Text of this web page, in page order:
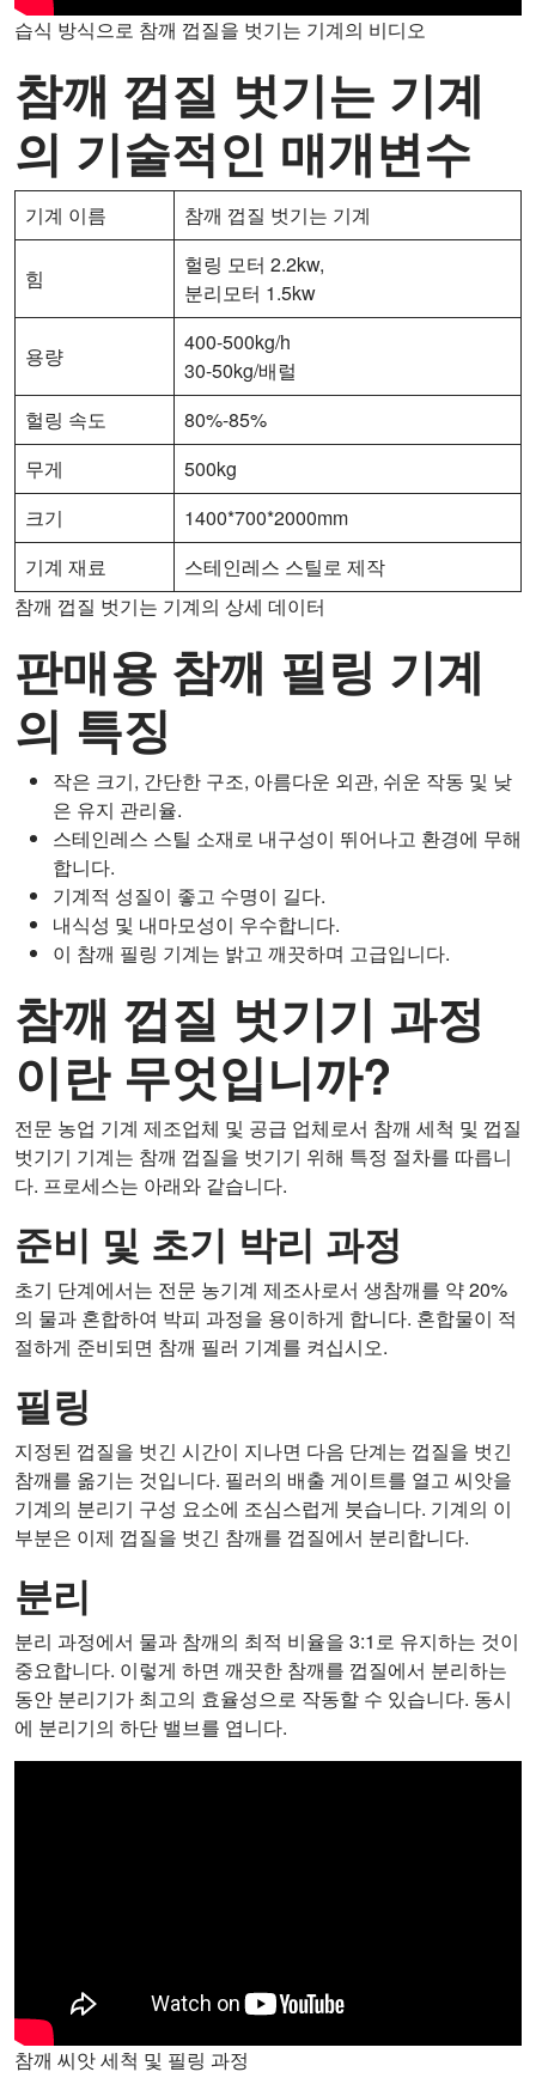
습식 방식으로 참깨 껍질을 벗기는 기계의 비디오
참깨 껍질 벗기는 기계
의 기술적인 매개변수
기계 이름 참깨 껍질 벗기는 기계
힘
헐링 모터 2.2kw,
분리모터 1.5kw
용량
400-500kg/h
30-50kg/배럴
헐링 속도
80%-85%
무게
500kg
크기
1400*700*2000mm
기계 재료
스테인레스 스틸로 제작
참깨 껍질 벗기는 기계의 상세 데이터
판매용 참깨 필링 기계
의 특징
작은 크기, 간단한 구조, 아름다운 외관, 쉬운 작동 및 낮
은 유지 관리율.
스테인레스 스틸 소재로 내구성이 뛰어나고 환경에 무해
합니다.
기계적 성질이 좋고 수명이 길다.
내식성 및 내마모성이 우수합니다.
이 참깨 필링 기계는 밝고 깨끗하며 고급입니다.
참깨 껍질 벗기기 과정
이란 무엇입니까?
전문 농업 기계 제조업체 및 공급 업체로서 참깨 세척 및 껍질
벗기기 기계는 참깨 껍질을 벗기기 위해 특정 절차를 따릅니
다. 프로세스는 아래와 같습니다.
준비 및 초기 박리 과정
초기 단계에서는 전문 농기계 제조사로서 생참깨를 약 20%
의 물과 혼합하여 박피 과정을 용이하게 합니다. 혼합물이 적
절하게 준비되면 참깨 필러 기계를 켜십시오.
필링
지정된 껍질을 벗긴 시간이 지나면 다음 단계는 껍질을 벗긴
참깨를 옮기는 것입니다. 필러의 배출 게이트를 열고 씨앗을
기계의 분리기 구성 요소에 조심스럽게 붓습니다. 기계의 이
부분은 이제 껍질을 벗긴 참깨를 껍질에서 분리합니다.
분리
분리 과정에서 물과 참깨의 최적 비율을 3:1로 유지하는 것이
중요합니다. 이렇게 하면 깨끗한 참깨를 껍질에서 분리하는
동안 분리기가 최고의 효율성으로 작동할 수 있습니다. 동시
에 분리기의 하단 밸브를 엽니다.
참깨 씨앗 세척 및 필링 과정